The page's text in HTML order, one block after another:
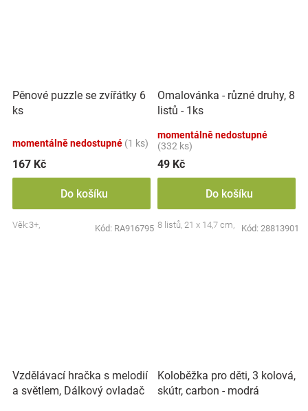
Pěnové puzzle se zvířátky 6
ks
momentálně nedostupné (1 ks)
167 Kč
Do košíku
Věk:3+, Kód: RA916795
Omalovánka - různé druhy, 8
listů - 1ks
momentálně nedostupné
(332 ks)
49 Kč
Do košíku
8 listů, 21 x 14,7 cm, Kód: 28813901
Vzdělávací hračka s melodií
a světlem, Dálkový ovladač
Koloběžka pro děti, 3 kolová,
skútr, carbon - modrá